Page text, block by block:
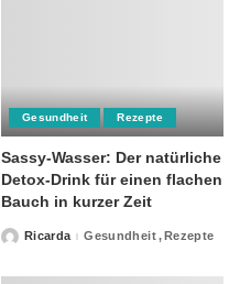
Gesundheit Rezepte
Sassy-Wasser: Der natürliche
Detox-Drink für einen flachen
Bauch in kurzer Zeit
PostedRicarda Gesundheit Rezepte